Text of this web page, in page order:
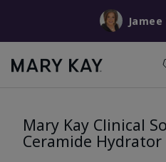
Mary Kay Clinical
Ceramide Hydrator